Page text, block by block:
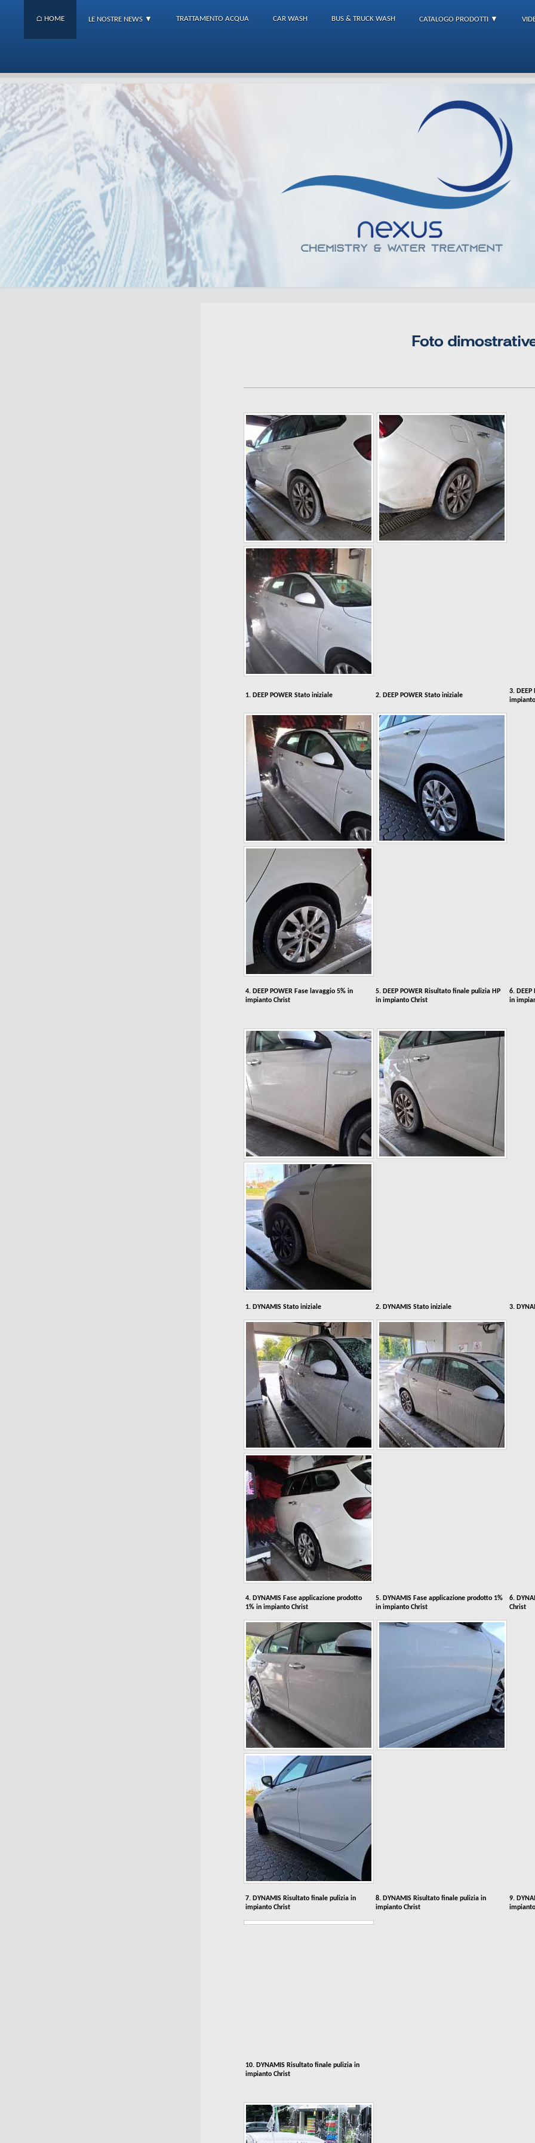
⌂ HOME LE NOSTRE NEWS ▼ TRATTAMENTO ACQUA CAR WASH BUS & TRUCK WASH CATALOGO PRODOTTI ▼
1. DEEP POWER Stato iniziale 2. DEEP POWER Stato iniziale
3. DEEP
4. DEEP POWER Fase lavaggio 5% in
impianto Christ
5. DEEP POWER Risultato finale pulizia HP
in impianto Christ
6. DEEP
in
1. DYNAMIS Stato iniziale 2. DYNAMIS Stato iniziale 3.
4. DYNAMIS Fase applicazione prodotto
1% in impianto Christ
5. DYNAMIS Fase applicazione prodotto 1%
in impianto Christ
6.
Christ
7. DYNAMIS Risultato finale pulizia in
impianto Christ
8. DYNAMIS Risultato finale pulizia in
impianto Christ
9.
10. DYNAMIS Risultato finale pulizia in
impianto Christ